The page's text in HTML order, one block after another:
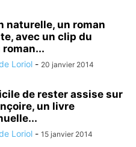
naturelle, un roman
avec un clip du
roman...
Loriol - 20 janvier 2014
de rester assise sur
un livre
Loriol - 15 janvier 2014